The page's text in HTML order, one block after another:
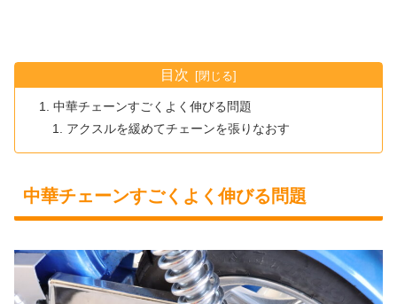
目次
中華チェーンすごくよく伸びる問題
アクスルを緩めてチェーンを張りなおす
中華チェーンすごくよく伸びる問題